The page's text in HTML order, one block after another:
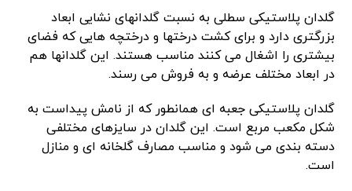
گلدان پلاستیکی سطلی به نسبت گلدانهای نشایی ابعاد
بزرگتری دارد و برای کشت درختها و درختچه هایی که فضای
بیشتری را اشغال می کنند مناسب هستند. این‌ گلدانها هم
در ابعاد مختلف عرضه و به فروش می رسند.
گلدان پلاستیکی جعبه ای همانطور که از نامش پیداست به
شکل مکعب مربع است. این گلدان در سایزهای مختلفی
دسته بندی می شود و مناسب مصارف گلخانه ای و منازل
است.